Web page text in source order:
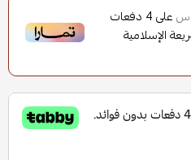
على4 دفعات
الإسلامية